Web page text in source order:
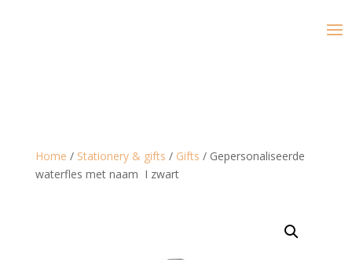
Home / Stationery & gifts / Gifts / Gepersonaliseerde
waterfles met naam I zwart